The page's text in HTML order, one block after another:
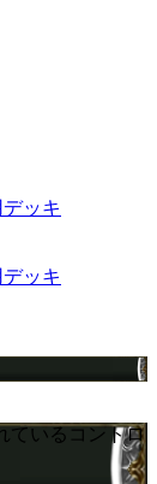
ッキ
ッキ
ているコントロ